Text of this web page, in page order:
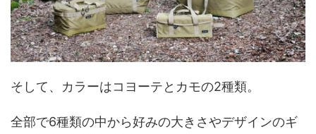
そして、カラーはコヨーテとカモの2種類。
全部で6種類の中から好みの大きさやデザインのギ